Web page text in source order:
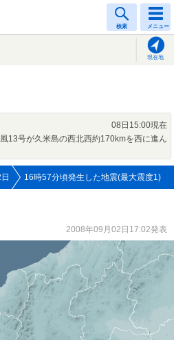
検索 メニュー
現在地
08日15:00現在
13号が久米島の西北西約170kmを西に進ん
16時57分頃発生した地震(最大震度1)
2008年09月02日17:02発表